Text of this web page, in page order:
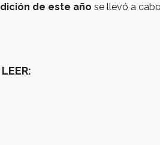
de este año se llevó a